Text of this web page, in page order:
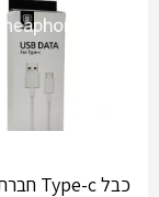
כבל Type-c חברת Basus